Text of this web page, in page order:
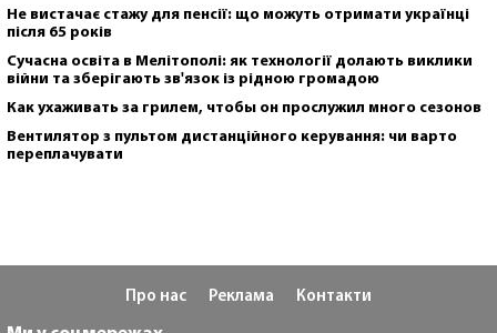
Не вистачає стажу для пенсії: що можуть отримати українці
після 65 років
Сучасна освіта в Мелітополі: як технології долають виклики
війни та зберігають зв'язок із рідною громадою
Как ухаживать за грилем, чтобы он прослужил много сезонов
Вентилятор з пультом дистанційного керування: чи варто
переплачувати
Про нас Реклама Контакти